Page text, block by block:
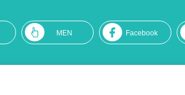
MEN Facebook